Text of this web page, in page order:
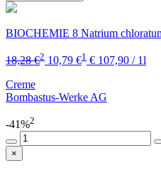
BIOCHEMIE 8 Natrium
18,28 €2 10,79 €1 € 107,90 / 1l
Creme
Bombastus-Werke AG
-41%2
×